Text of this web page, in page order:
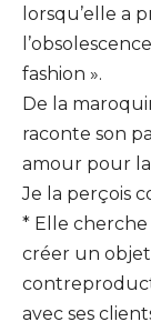
lorsqu’elle a
fashion ».
De la
raconte son
amour pour
Je la perçois
* Elle cherche
créer un objet
avec ses